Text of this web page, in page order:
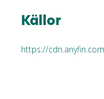
Källor
https://